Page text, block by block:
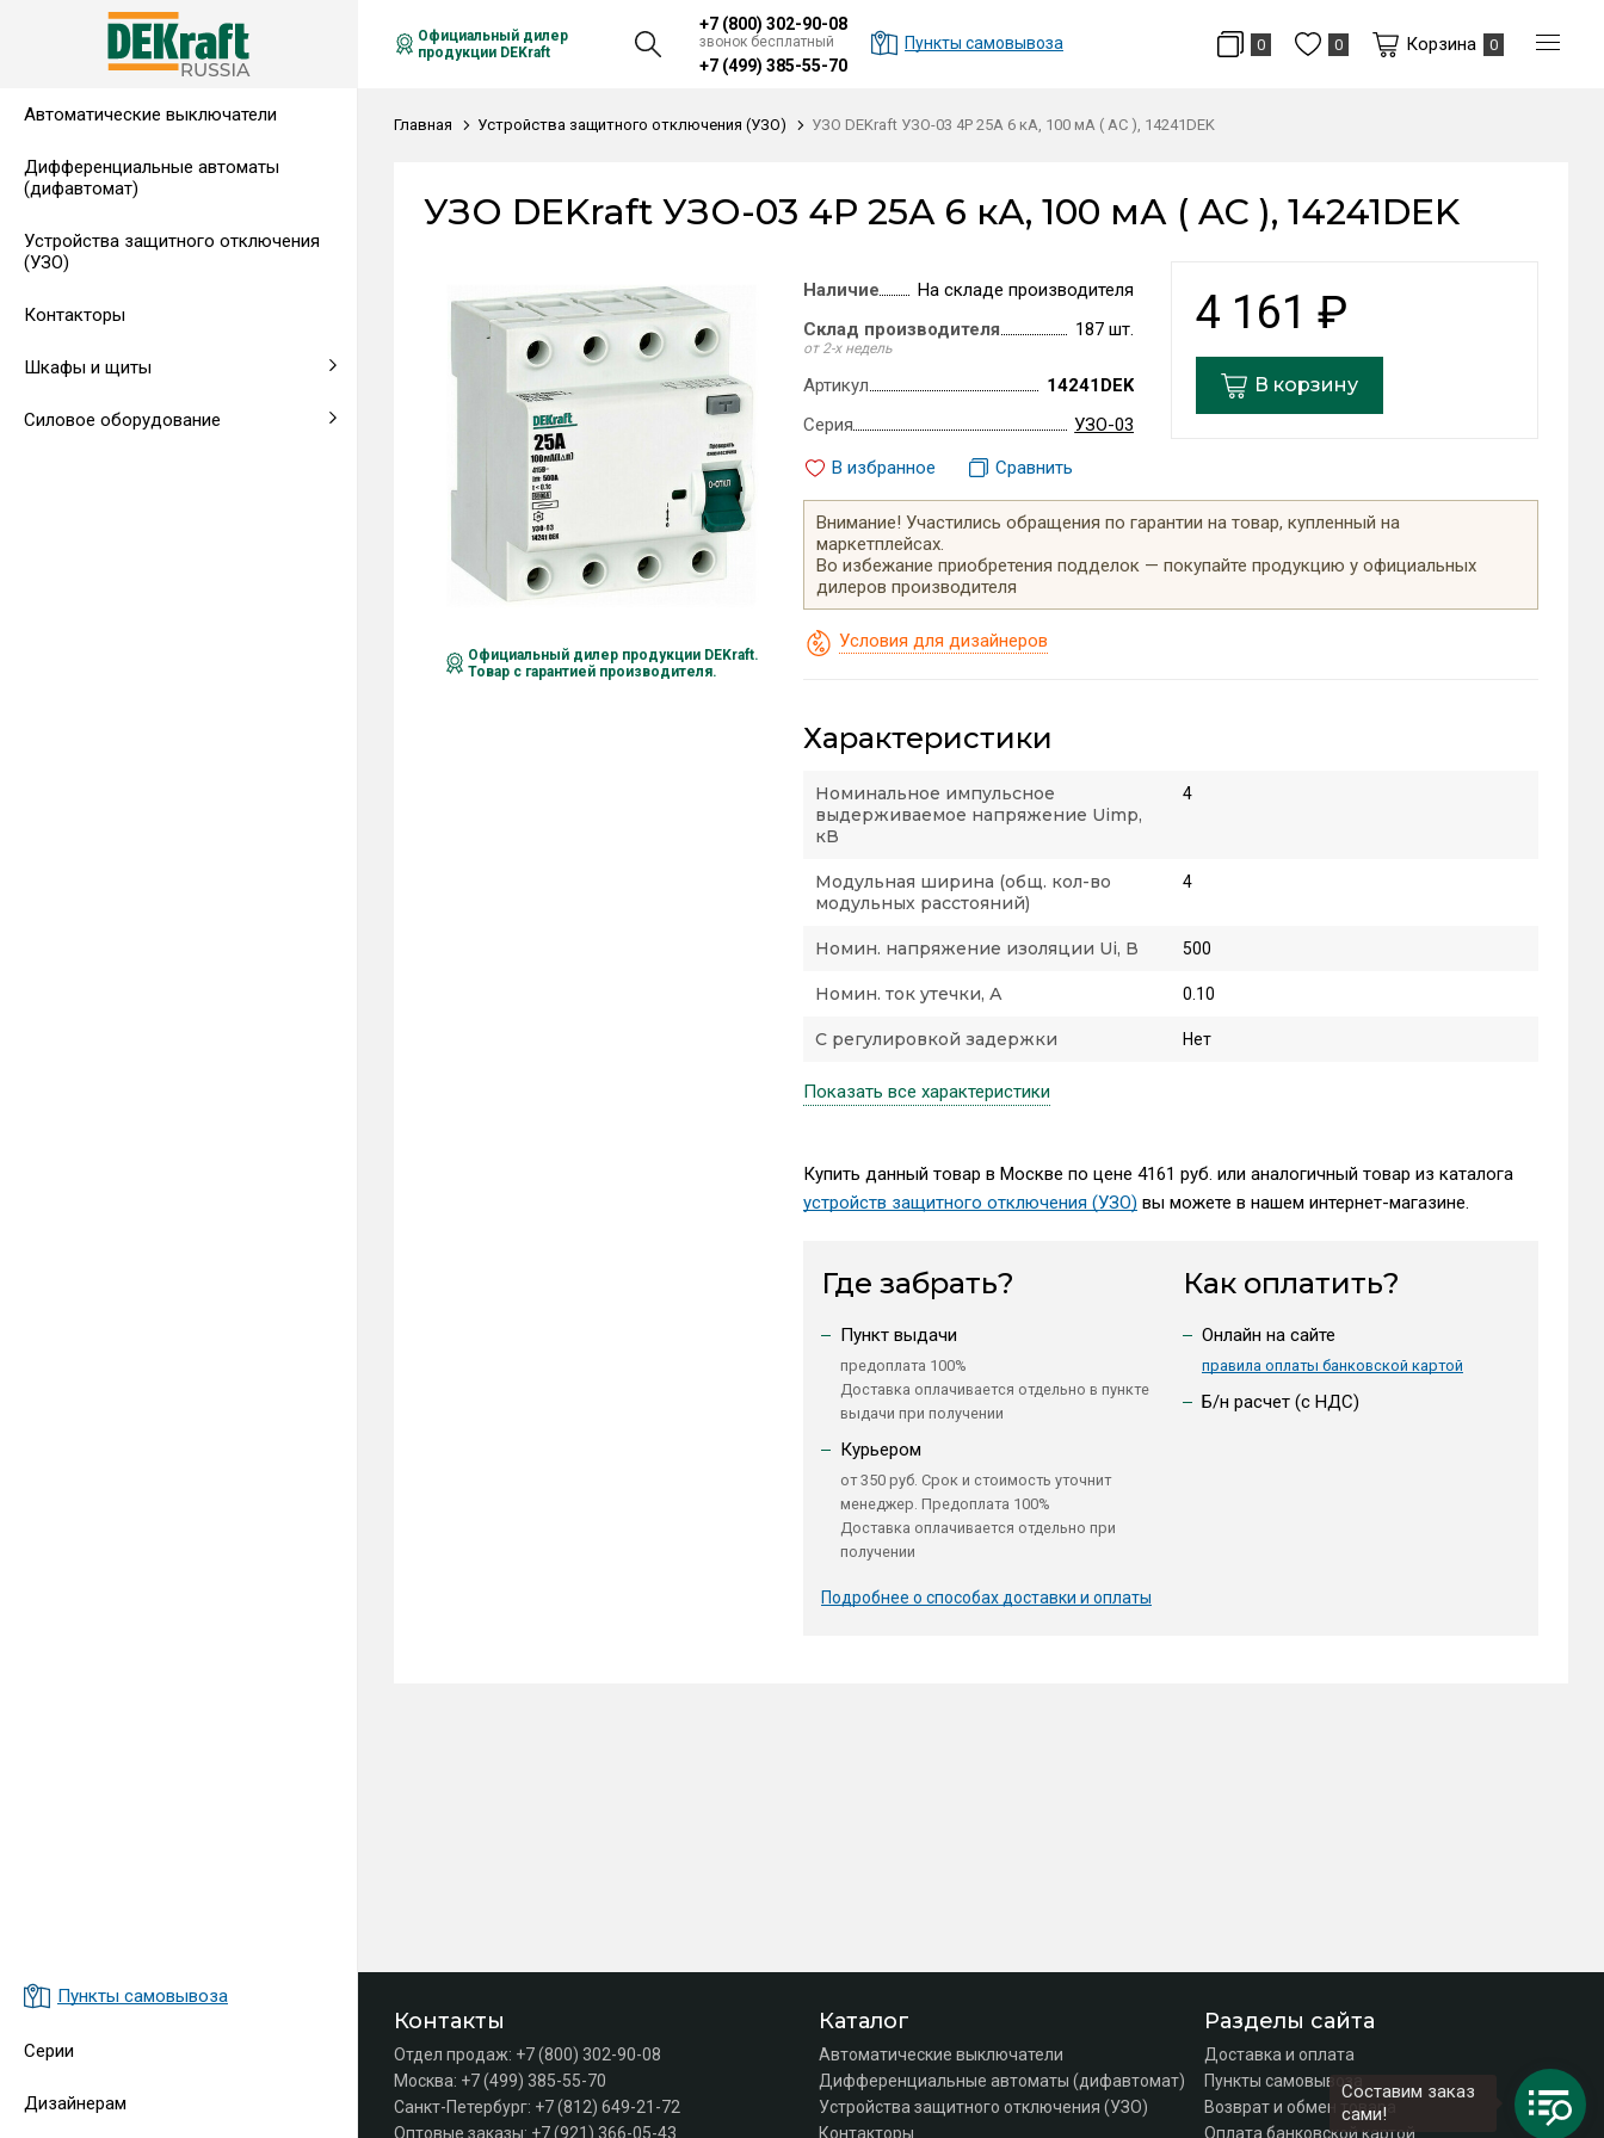
Автоматические выключатели
Дифференциальные автоматы
(дифавтомат)
Устройства защитного отключения
(УЗО)
Контакторы
Шкафы и щиты
Распределительные щиты,
Напольные щиты
Клеммы и комплектующие
Клеммы на DIN-рейку
Аксессуары для щитов
Силовое оборудование
Автоматические выключатели в
Аксессуары
Предохранители
Щитовые приборы
Амперметры
Автоматические воздушные
выключатели
Воздушные автоматические
Пункты самовывоза
Серии
Дизайнерам
Официальный дилер
продукции DEKraft
+7 (800) 302-90-08
звонок бесплатный
+7 (499) 385-55-70
Пункты самовывоза 0 0 Корзина 0
Главная Устройства защитного отключения (УЗО) УЗО DEKraft УЗО-03 4P 25А 6 кА, 100 мА ( AC ), 14241DEK
УЗО DEKraft УЗО-03 4P 25А 6 кА, 100 мА ( AC ), 14241DEK
Официальный дилер продукции DEKraft.
Товар с гарантией производителя.
4 161 ₽
В корзину
Наличие
На складе производителя
Склад производителя
от 2-х недель
187 шт.
Артикул
14241DEK
Серия
УЗО-03
В избранное
Сравнить
Внимание! Участились обращения по гарантии на товар, купленный на
маркетплейсах.
Во избежание приобретения подделок — покупайте продукцию у официальных
дилеров производителя
Условия для дизайнеров
Характеристики
Номинальное импульсное
выдерживаемое напряжение Uimp,
кВ
4
Модульная ширина (общ. кол-во
модульных расстояний)
4
Номин. напряжение изоляции Ui, В 500
Номин. ток утечки, А 0.10
С регулировкой задержки Нет
Показать все характеристики
Купить данный товар в Москве по цене 4161 руб. или аналогичный товар из каталога
устройств защитного отключения (УЗО) вы можете в нашем интернет-магазине.
Где забрать?
Пункт выдачи
предоплата 100%
Доставка оплачивается отдельно в пункте
выдачи при получении
Курьером
от 350 руб. Срок и стоимость уточнит
менеджер. Предоплата 100%
Доставка оплачивается отдельно при
получении
Подробнее о способах доставки и оплаты
Как оплатить?
Онлайн на сайте
правила оплаты банковской картой
Б/н расчет (c НДС)
Контакты
Отдел продаж: +7 (800) 302-90-08
Москва: +7 (499) 385-55-70
Санкт-Петербург: +7 (812) 649-21-72
Оптовые заказы: +7 (921) 366-05-43
Каталог
Автоматические выключатели
Дифференциальные автоматы (дифавтомат)
Устройства защитного отключения (УЗО)
Контакторы
Разделы сайта
Доставка и оплата
Пункты самовывоза
Возврат и обмен товара
Оплата банковской картой
Составим заказ
сами!